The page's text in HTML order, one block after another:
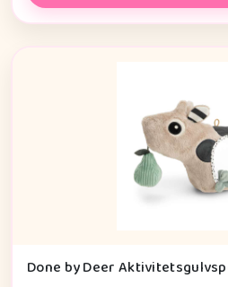
Done by Deer